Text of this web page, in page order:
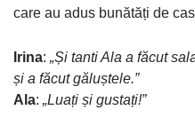
care au adus bunătăți de
Irina: „Și tanti Ala a făcut
și a făcut găluștele.”
Ala: „Luați și gustați!”